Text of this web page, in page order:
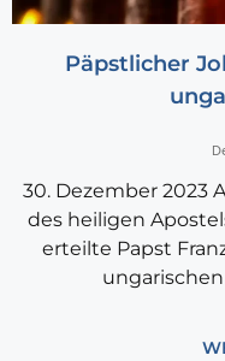
Päpstlicher
30. Dezember 2023
des heiligen
erteilte Papst